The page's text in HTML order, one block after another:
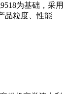
为基础，采用
品粒度、性能